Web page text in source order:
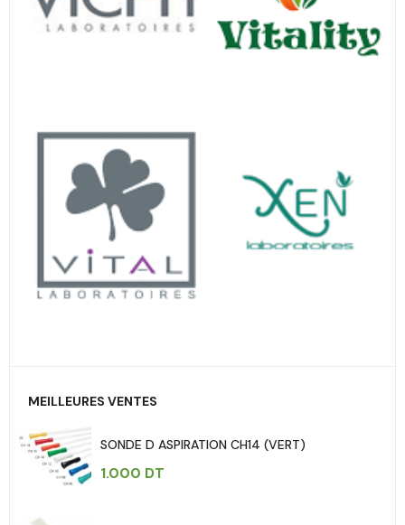
MEILLEURES VENTES
SONDE D ASPIRATION CH14 (VERT)
1.000 DT